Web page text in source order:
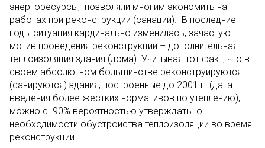
энергоресурсы, позволяли многим экономить на
работах при реконструкции (санации). В последние
годы ситуация кардинально изменилась, зачастую
мотив проведения реконструкции – дополнительная
теплоизоляция здания (дома). Учитывая тот факт, что в
своем абсолютном большинстве реконструируются
(санируются) здания, построенные до 2001 г. (дата
введения более жестких нормативов по утеплению),
можно с 90% вероятностью утверждать о
необходимости обустройства теплоизоляции во время
реконструкции.